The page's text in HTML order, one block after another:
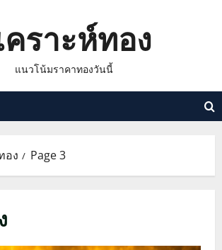
คราะห์ทอง
แนวโน้มราคาทองวันนี้
อง Page 3